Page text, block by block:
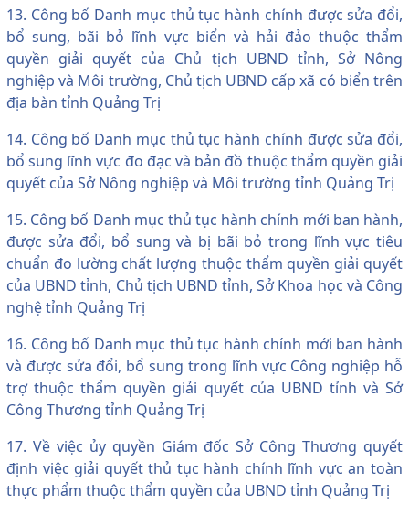
13. Công bố Danh mục thủ tục hành chính được sửa đổi,
bổ sung, bãi bỏ lĩnh vực biển và hải đảo thuộc thẩm
quyền giải quyết của Chủ tịch UBND tỉnh, Sở Nông
nghiệp và Môi trường, Chủ tịch UBND cấp xã có biển trên
địa bàn tỉnh Quảng Trị
14. Công bố Danh mục thủ tục hành chính được sửa đổi,
bổ sung lĩnh vực đo đạc và bản đồ thuộc thẩm quyền giải
quyết của Sở Nông nghiệp và Môi trường tỉnh Quảng Trị
15. Công bố Danh mục thủ tục hành chính mới ban hành,
được sửa đổi, bổ sung và bị bãi bỏ trong lĩnh vực tiêu
chuẩn đo lường chất lượng thuộc thẩm quyền giải quyết
của UBND tỉnh, Chủ tịch UBND tỉnh, Sở Khoa học và Công
nghệ tỉnh Quảng Trị
16. Công bố Danh mục thủ tục hành chính mới ban hành
và được sửa đổi, bổ sung trong lĩnh vực Công nghiệp hỗ
trợ thuộc thẩm quyền giải quyết của UBND tỉnh và Sở
Công Thương tỉnh Quảng Trị
17. Về việc ủy quyền Giám đốc Sở Công Thương quyết
định việc giải quyết thủ tục hành chính lĩnh vực an toàn
thực phẩm thuộc thẩm quyền của UBND tỉnh Quảng Trị